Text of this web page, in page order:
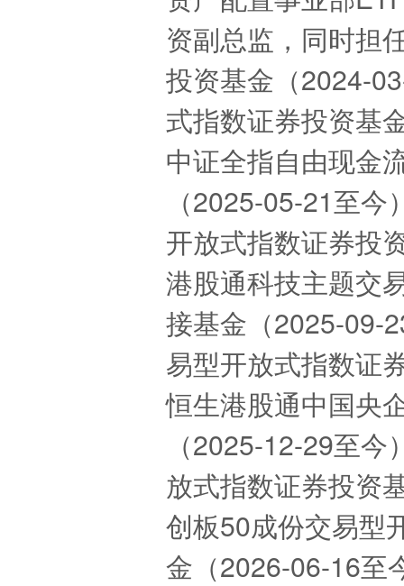
资副总监，同时担
投资基金（2024-
式指数证券投资基
中证全指自由现金
（2025-05-21至
开放式指数证券投
港股通科技主题交
接基金（2025-09-
易型开放式指数证
恒生港股通中国央
（2025-12-29至
放式指数证券投资
创板50成份交易型
金（2026-06-16至